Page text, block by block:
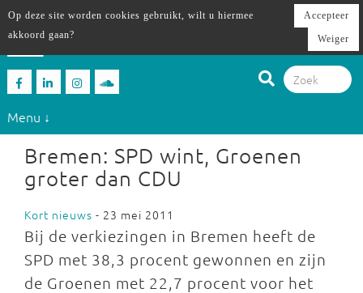
Menu ↓
Bremen: SPD wint, Groenen
groter dan CDU
Kort nieuws - 23 mei 2011
Bij de verkiezingen in Bremen heeft de
SPD met 38,3 procent gewonnen en zijn
de Groenen met 22,7 procent voor het
Op deze site worden cookies gebruikt, wilt u hiermee
akkoord gaan?
Accepteer
Weiger